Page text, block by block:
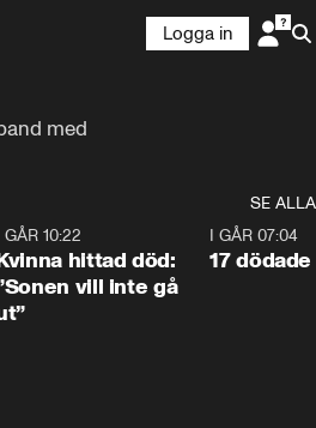
Logga in
med
SE ALLA
GÅR 10:22
hittad död:
vill inte gå
I GÅR 07:04
17